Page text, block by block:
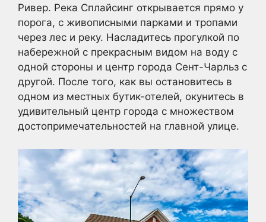
Ривер. Река Сплайсинг открывается прямо у
порога, с живописными парками и тропами
через лес и реку. Насладитесь прогулкой по
набережной с прекрасным видом на воду с
одной стороны и центр города Сент-Чарльз с
другой. После того, как вы остановитесь в
одном из местных бутик-отелей, окунитесь в
удивительный центр города с множеством
достопримечательностей на главной улице.